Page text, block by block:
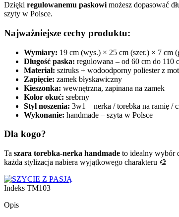
Dzięki regulowanemu paskowi możesz dopasować
szyty w Polsce.
Najważniejsze cechy produktu:
Wymiary: 19 cm (wys.) × 25 cm (szer.) × 7 cm
Długość paska: regulowana – od 60 cm do 110
Materiał: sztruks + wodoodporny poliester z
Zapięcie: zamek błyskawiczny
Kieszonka: wewnętrzna, zapinana na zamek
Kolor okuć: srebrny
Styl noszenia: 3w1 – nerka / torebka na ramię /
Wykonanie: handmade – szyta w Polsce
Dla kogo?
Ta szara torebka-nerka handmade to idealny wybór
każda stylizacja nabiera wyjątkowego charakteru 🎨
Indeks TM103
Opis